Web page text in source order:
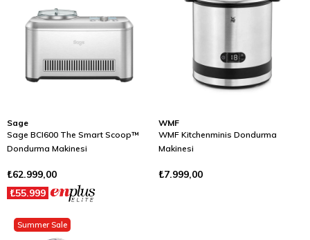
Sage
Sage BCI600 The Smart Scoop™
Dondurma Makinesi
₺62.999,00
₺55.999
WMF
WMF Kitchenminis Dondurma
Makinesi
₺7.999,00
Summer Sale